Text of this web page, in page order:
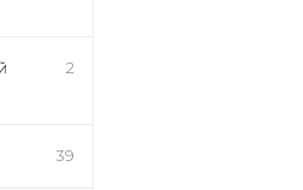
2
39